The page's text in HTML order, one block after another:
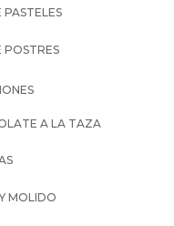
POSTRES
A LA TAZA
MOLIDO